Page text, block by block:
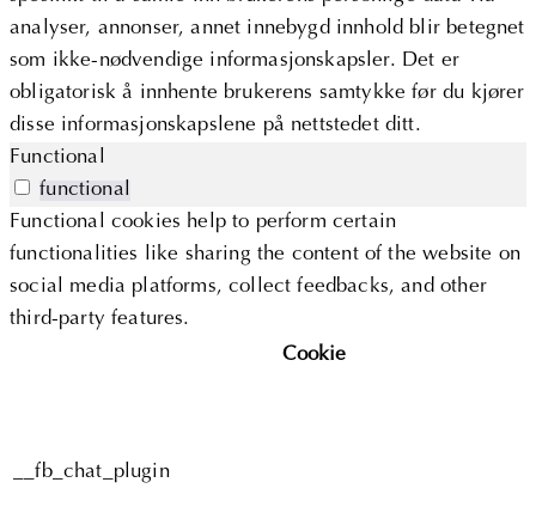
analyser, annonser, annet innebygd innhold blir betegnet
som ikke-nødvendige informasjonskapsler. Det er
obligatorisk å innhente brukerens samtykke før du kjører
disse informasjonskapslene på nettstedet ditt.
Functional
functional
Functional cookies help to perform certain
functionalities like sharing the content of the website on
social media platforms, collect feedbacks, and other
third-party features.
Cookie
__fb_chat_plugin